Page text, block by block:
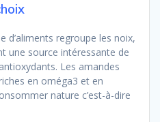
d’aliments regroupe les noix,
une source intéressante de
Les amandes
en oméga3 et en
nature c’est-à-dire